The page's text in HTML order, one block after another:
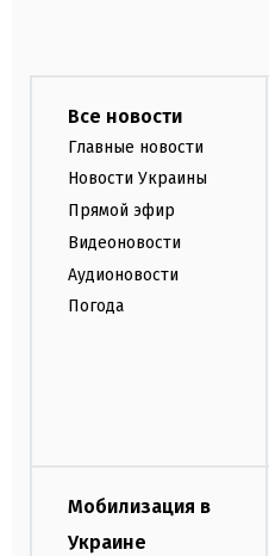
Все новости
Главные новости
Новости Украины
Прямой эфир
Видеоновости
Аудионовости
Погода
Мобилизация в
Украине